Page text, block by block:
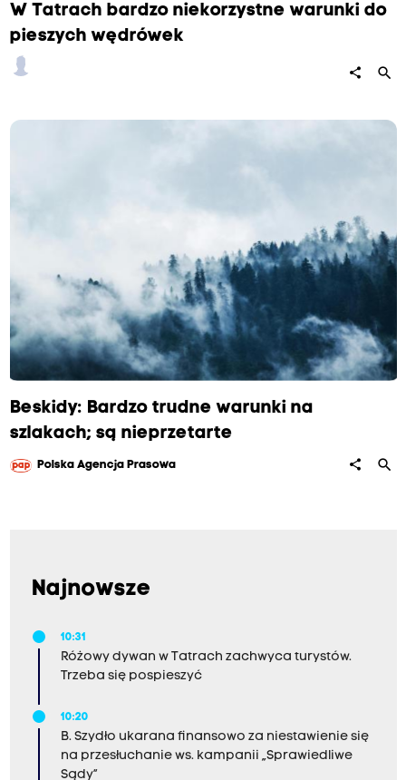
W Tatrach bardzo niekorzystne warunki do
pieszych wędrówek
share search
Beskidy: Bardzo trudne warunki na
szlakach; są nieprzetarte
Polska Agencja Prasowa share search
Najnowsze
10:31
Różowy dywan w Tatrach zachwyca turystów.
Trzeba się pospieszyć
10:20
B. Szydło ukarana finansowo za niestawienie się
na przesłuchanie ws. kampanii „Sprawiedliwe
Sądy”